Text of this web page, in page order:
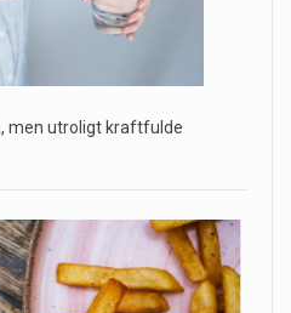
men utroligt kraftfulde